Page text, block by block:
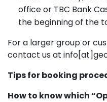
office or TBC Bank
the beginning of the
For a larger group or
contact us at
Tips for booking
How to know which